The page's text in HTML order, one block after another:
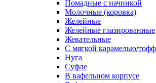
Помадные с начинкой
Молочные (коровка)
Желейные
Желейные глазированные
Жевательные
С мягкой карамелью/
Нуга
Суфле
В вафельном корпусе